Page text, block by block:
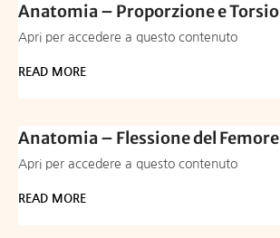
Anatomia – Proporzione e
Apri per accedere a questo contenuto
READ MORE
Anatomia – Flessione del Femore
Apri per accedere a questo contenuto
READ MORE